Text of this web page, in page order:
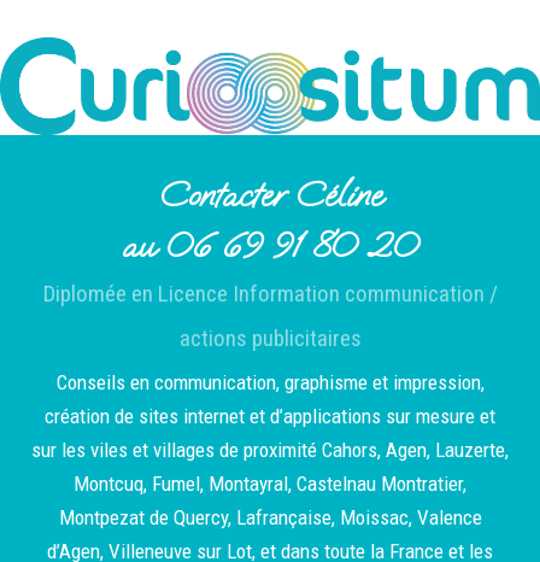
Contacter Céline
au 06 69 91 80 20
Diplomée en Licence Information communication /
actions publicitaires
Conseils en communication, graphisme et impression,
création de sites internet et d’applications sur mesure et
sur les viles et villages de proximité Cahors, Agen, Lauzerte,
Montcuq, Fumel, Montayral, Castelnau Montratier,
Montpezat de Quercy, Lafrançaise, Moissac, Valence
d’Agen, Villeneuve sur Lot, et dans toute la France et les